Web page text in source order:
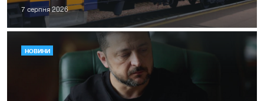
7 серпня 2026
НОВИНИ